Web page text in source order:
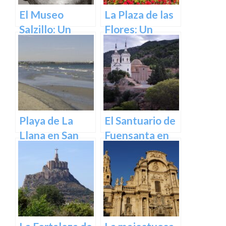
El Museo
Salzillo: Un
Escultura
Barroca en
España en
Murcia
La Plaza de las
Flores: Un
Rincón de Color
en la Ciudad de
Murcia
Playa de La
Llana en San
Pedro del
Pinatar
El Santuario de
Fuensanta en
Murcia: Un
Lugar de
Devoción y
Belleza Natural